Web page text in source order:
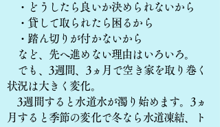
・どうしたら良いか決められないから
・貸して取られたら困るから
・踏ん切りが付かないから
など、先へ進めない理由はいろいろ。
でも、3週間、3ヵ月で空き家を取り巻く
状況は大きく変化。
3週間すると水道水が濁り始めます。3ヵ
月すると季節の変化で冬なら水道凍結、ト